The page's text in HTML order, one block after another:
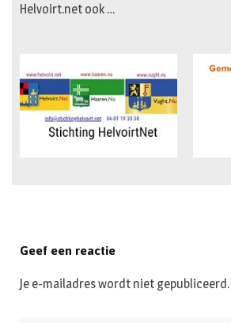
Helvoirt.net ook …
Geef een reactie
Je e-mailadres wordt niet gepubliceerd.